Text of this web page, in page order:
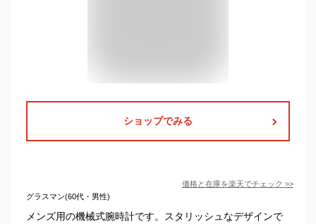
ショップでみる
価格と在庫を楽天でチェック >>
グラスマン(60代・男性)
メンズ用の機械式腕時計です。スタリッシュなデザインで